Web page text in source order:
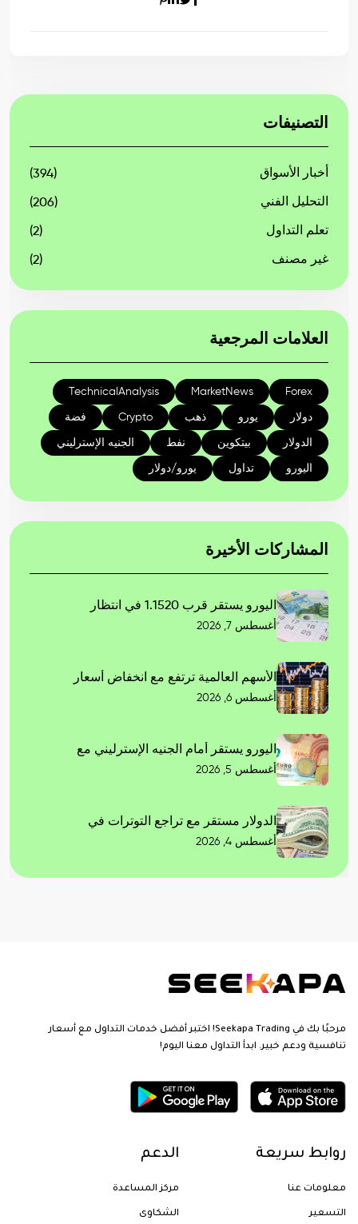
التصنيفات
أخبار الأسواق (394)
التحليل الفني (206)
تعلم التداول (2)
غير مصنف (2)
العلامات المرجعية
Forex
MarketNews
TechnicalAnalysis
دولار يورو ذهب Crypto فضة
الدولار بيتكوين نفط الجنيه الإسترليني
اليورو تداول يورو/دولار
المشاركات الأخيرة
اليورو يستقر قرب 1.1520 في انتظار
أغسطس 7, 2026
الأسهم العالمية ترتفع مع انخفاض أسعار
أغسطس 6, 2026
اليورو يستقر أمام الجنيه الإسترليني مع
أغسطس 5, 2026
الدولار مستقر مع تراجع التوترات في
أغسطس 4, 2026
مرحبًا بك في Seekapa Trading! اختبر أفضل خدمات التداول مع أسعار
تنافسية ودعم خبير. ابدأ التداول معنا اليوم!
روابط سريعة
معلومات عنا
التسعير
الدعم
مركز المساعدة
الشكاوى